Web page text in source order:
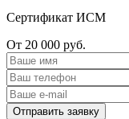
Сертификат ИСМ
От 20 000 руб.